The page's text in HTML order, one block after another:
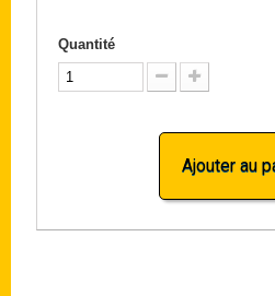
Quantité
Ajouter au